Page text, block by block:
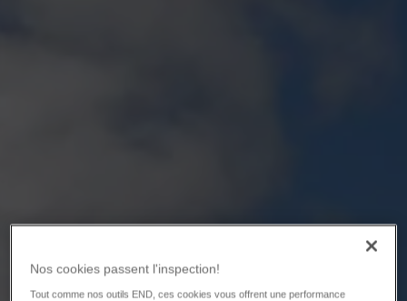
Nos cookies passent l'inspection!
Tout comme nos outils END, ces cookies vous offrent une performance